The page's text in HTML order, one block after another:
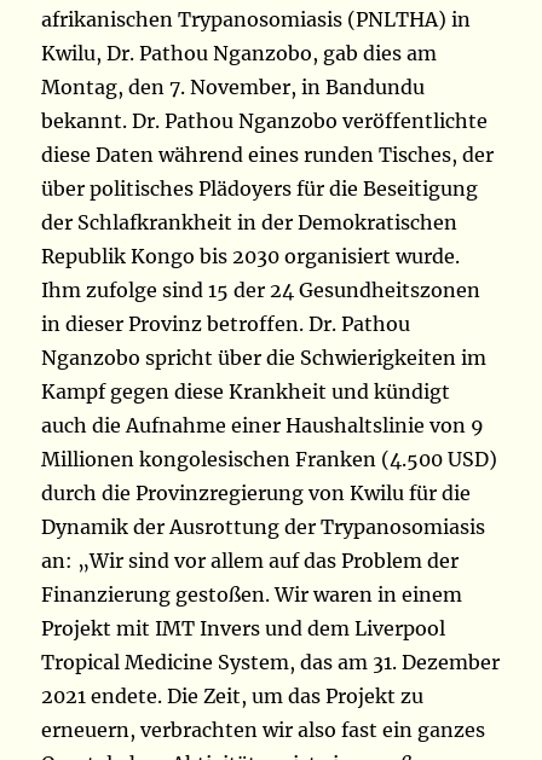
afrikanischen Trypanosomiasis (PNLTHA) in
Kwilu, Dr. Pathou Nganzobo, gab dies am
Montag, den 7. November, in Bandundu
bekannt. Dr. Pathou Nganzobo veröffentlichte
diese Daten während eines runden Tisches, der
über politisches Plädoyers für die Beseitigung
der Schlafkrankheit in der Demokratischen
Republik Kongo bis 2030 organisiert wurde.
Ihm zufolge sind 15 der 24 Gesundheitszonen
in dieser Provinz betroffen. Dr. Pathou
Nganzobo spricht über die Schwierigkeiten im
Kampf gegen diese Krankheit und kündigt
auch die Aufnahme einer Haushaltslinie von 9
Millionen kongolesischen Franken (4.500 USD)
durch die Provinzregierung von Kwilu für die
Dynamik der Ausrottung der Trypanosomiasis
an: „Wir sind vor allem auf das Problem der
Finanzierung gestoßen. Wir waren in einem
Projekt mit IMT Invers und dem Liverpool
Tropical Medicine System, das am 31. Dezember
2021 endete. Die Zeit, um das Projekt zu
erneuern, verbrachten wir also fast ein ganzes